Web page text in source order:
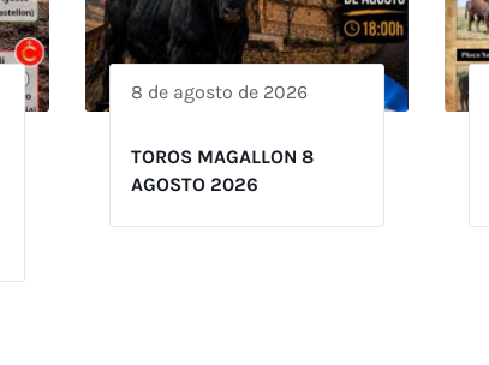
8 de agosto de 2026
TOROS MAGALLON 8
AGOSTO 2026